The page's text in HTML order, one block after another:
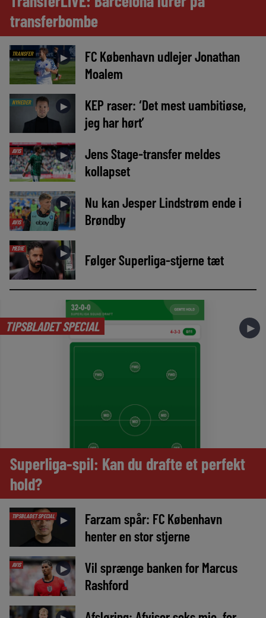
transferbombe
TRANSFER ►
FC København udlejer Jonathan
Moalem
NYHEDER ►
KEP raser: ‘Det mest uambitiøse,
jeg har hørt’
AVIS ►
Jens Stage-transfer meldes
kollapset
AVIS
►
Nu kan Jesper Lindstrøm ende i
Brøndby
MEDIE ► Følger Superliga-stjerne tæt
TIPSBLADET SPECIAL ►
Superliga-spil: Kan du drafte et perfekt
hold?
TIPSBLADET SPECIAL ►
Farzam spår: FC København
henter en stor stjerne
AVIS ►
Vil sprænge banken for Marcus
Rashford